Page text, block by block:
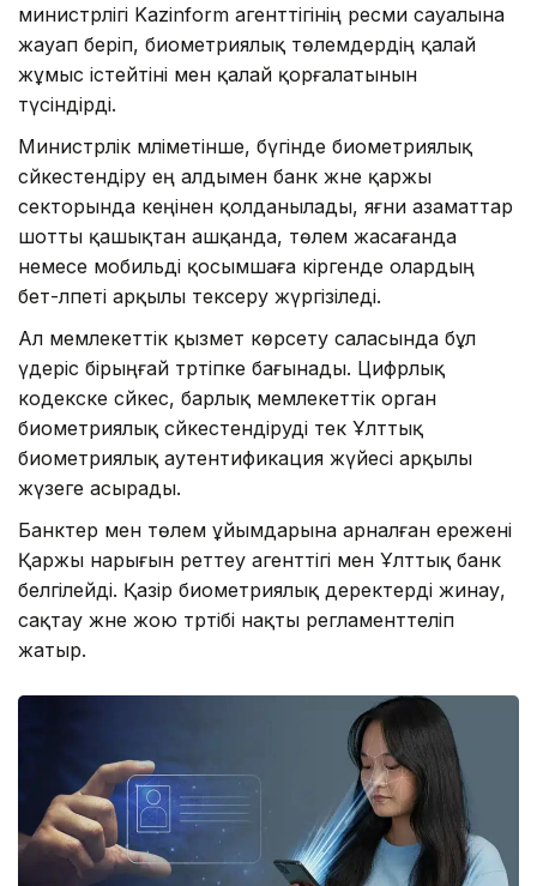
министрлігі Kazinform агенттігінің ресми сауалына
жауап беріп, биометриялық төлемдердің қалай
жұмыс істейтіні мен қалай қорғалатынын
түсіндірді.
Министрлік мәліметінше, бүгінде биометриялық
сәйкестендіру ең алдымен банк және қаржы
секторында кеңінен қолданылады, яғни азаматтар
шотты қашықтан ашқанда, төлем жасағанда
немесе мобильді қосымшаға кіргенде олардың
бет-әлпеті арқылы тексеру жүргізіледі.
Ал мемлекеттік қызмет көрсету саласында бұл
үдеріс бірыңғай тәртіпке бағынады. Цифрлық
кодекске сәйкес, барлық мемлекеттік орган
биометриялық сәйкестендіруді тек Ұлттық
биометриялық аутентификация жүйесі арқылы
жүзеге асырады.
Банктер мен төлем ұйымдарына арналған ережені
Қаржы нарығын реттеу агенттігі мен Ұлттық банк
белгілейді. Қазір биометриялық деректерді жинау,
сақтау және жою тәртібі нақты регламенттеліп
жатыр.